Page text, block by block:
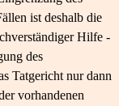
ist deshalb die
Hilfe -
des
Tatgericht nur dann
vorhandenen